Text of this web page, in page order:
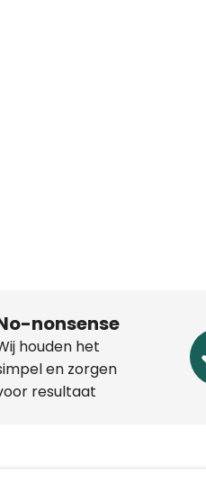
nonsense
houden het
en zorgen
resultaat